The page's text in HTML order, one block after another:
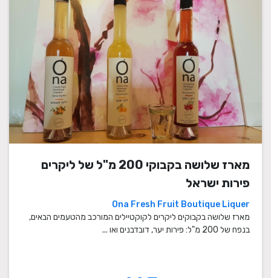
מארז שלושה בקבוקי 200 מ"ל של ליקרים
פירות ישראל
Ona Fresh Fruit Boutique Liquer
מארז שלושה בקבוקים ליקרים לקוקטיילים המורכב מהטעמים הבאים,
בנפח של 200 מ"ל: פירות יער, דובדבנים ואו ...